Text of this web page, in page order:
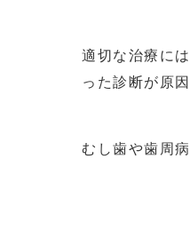
適切な治療に
った診断が原
むし歯や歯周